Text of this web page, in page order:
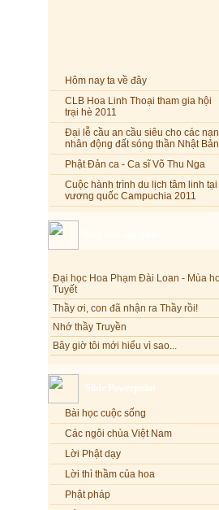
Hôm nay ta về đây
CLB Hoa Linh Thoại tham gia hội
trại hè 2011
Đại lễ cầu an cầu siêu cho các nạn
nhân động đất sóng thần Nhật Bản
Phật Đản ca - Ca sĩ Võ Thu Nga
Cuộc hành trình du lịch tâm linh tại
vương quốc Campuchia 2011
Tuyết
Thầy ơi, con đã nhận ra Thầy rồi!
Nhớ thầy Truyền
Bây giờ tôi mới hiểu vì sao...
Hoa tháng Năm
Cổ phần công đức
Tôi mắc nợ ông Sáu
Đi tìm vũ khúc mùa hè
Mơ màng Phật dạy....
Lời thú tội của chị gái nhỏ nhen
Slide Powerpoint
Bài học cuộc sống
Các ngôi chùa Việt Nam
Lời Phật dạy
Lời thì thầm của hoa
Phật pháp